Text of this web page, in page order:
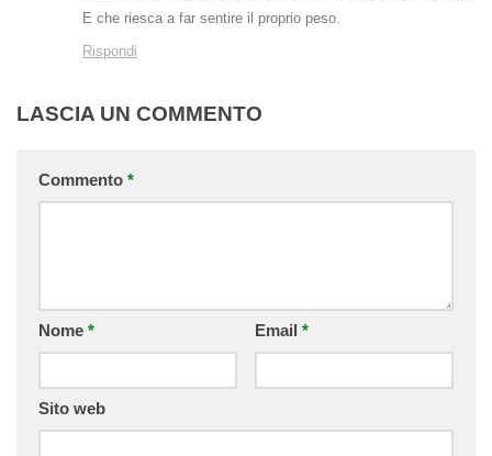
E che riesca a far sentire il proprio peso.
Rispondi
LASCIA UN COMMENTO
Commento *
Nome * Email *
Sito web